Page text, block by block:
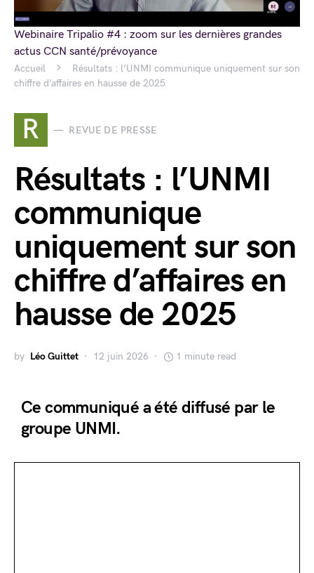
Accueil
Résultats : l’UNMI communique uniquement sur son
chiffre d’affaires en hausse de 2025
R REVUE DE PRESSE
Résultats : l’UNMI
communique
uniquement sur son
chiffre d’affaires en
hausse de 2025
by Léo Guittet 12 juin 2026 1 minute read
Ce communiqué a été diffusé par le
groupe UNMI.
Webinaire Tripalio #4 : zoom sur les dernières grandes
actus CCN santé/prévoyance